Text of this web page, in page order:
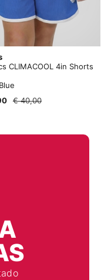
CLIMACOOL 4in Shorts
€ 40,00